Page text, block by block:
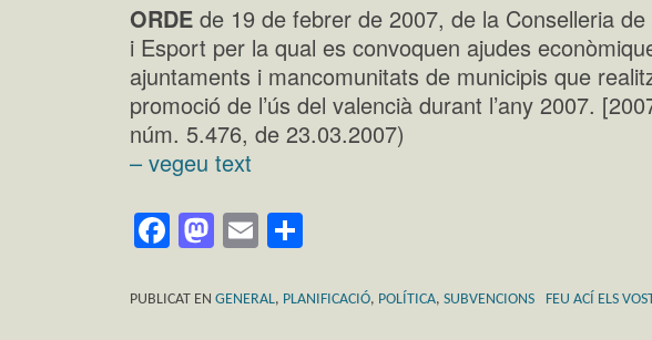
ORDE de 19 de febrer de 2007, de la Conselleria
i Esport per la qual es convoquen ajudes
ajuntaments i mancomunitats de municipis que
promoció de l’ús del valencià durant l’any 2007.
núm. 5.476, de 23.03.2007)
– vegeu text
Facebook
Mastodon
Email
PUBLICAT EN GENERAL, PLANIFICACIÓ, POLÍTICA, SUBVENCIONS FEU ACÍ ELS